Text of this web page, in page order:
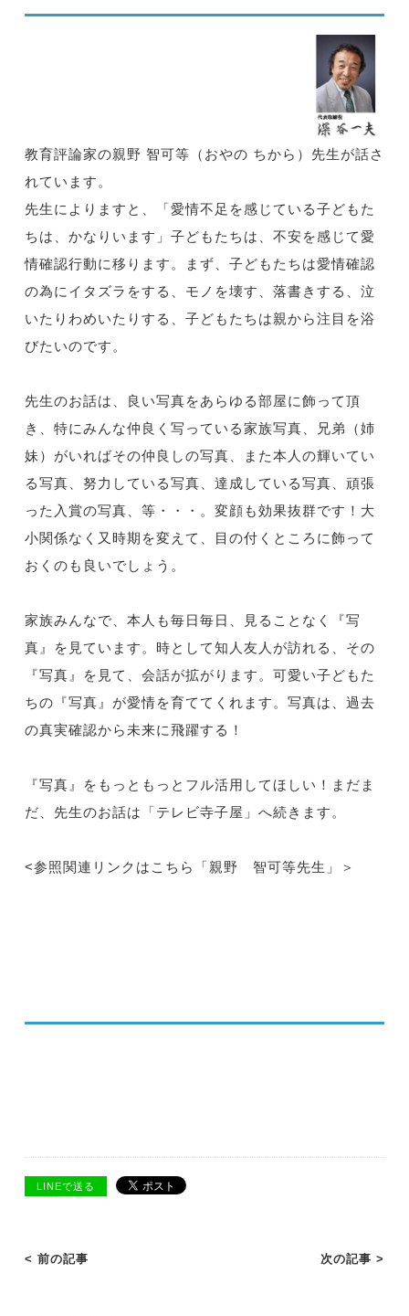
教育評論家の親野 智可等（おやの ちから）先生が話さ
れています。
先生によりますと、「愛情不足を感じている子どもた
ちは、かなりいます」子どもたちは、不安を感じて愛
情確認行動に移ります。まず、子どもたちは愛情確認
の為にイタズラをする、モノを壊す、落書きする、泣
いたりわめいたりする、子どもたちは親から注目を浴
びたいのです。
先生のお話は、良い写真をあらゆる部屋に飾って頂
き、特にみんな仲良く写っている家族写真、兄弟（姉
妹）がいればその仲良しの写真、また本人の輝いてい
る写真、努力している写真、達成している写真、頑張
った入賞の写真、等・・・。変顔も効果抜群です！大
小関係なく又時期を変えて、目の付くところに飾って
おくのも良いでしょう。
家族みんなで、本人も毎日毎日、見ることなく『写
真』を見ています。時として知人友人が訪れる、その
『写真』を見て、会話が拡がります。可愛い子どもた
ちの『写真』が愛情を育ててくれます。写真は、過去
の真実確認から未来に飛躍する！
『写真』をもっともっとフル活用してほしい！まだま
だ、先生のお話は「テレビ寺子屋」へ続きます。
<参照関連リンクはこちら「親野 智可等先生」＞
LINEで送る
< 前の記事 次の記事 >